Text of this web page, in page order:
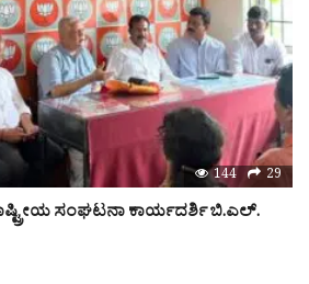
144 29
ಸಂಘಟನಾ ಕಾರ್ಯದರ್ಶಿ ಬಿ.ಎಲ್.